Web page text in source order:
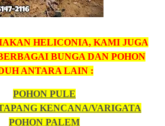
HELICONIA, KAMI JUGA
BUNGA DAN POHON
ANTARA LAIN :
POHON PULE
KENCANA/VARIGATA
POHON PALEM